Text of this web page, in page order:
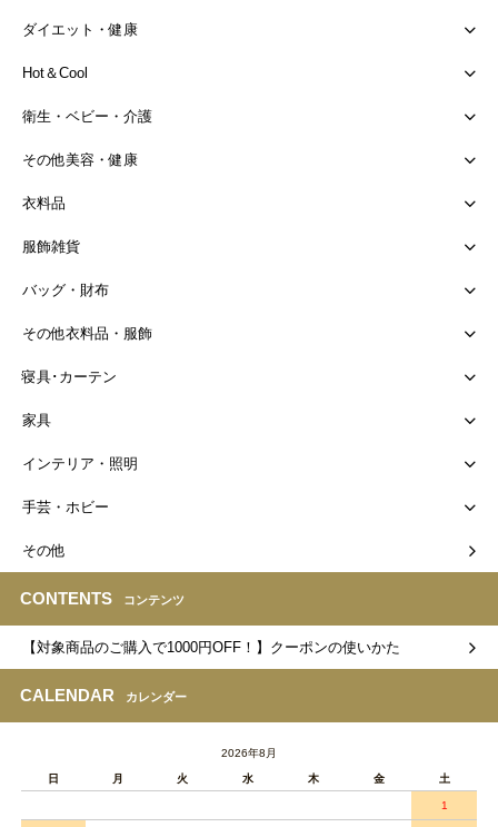
ダイエット・健康
Hot＆Cool
衛生・ベビー・介護
その他美容・健康
衣料品
服飾雑貨
バッグ・財布
その他衣料品・服飾
寝具･カーテン
家具
インテリア・照明
手芸・ホビー
その他
CONTENTS コンテンツ
【対象商品のご購入で1000円OFF！】クーポンの使いかた
CALENDAR カレンダー
2026年8月
日 月 火 水 木 金 土
1